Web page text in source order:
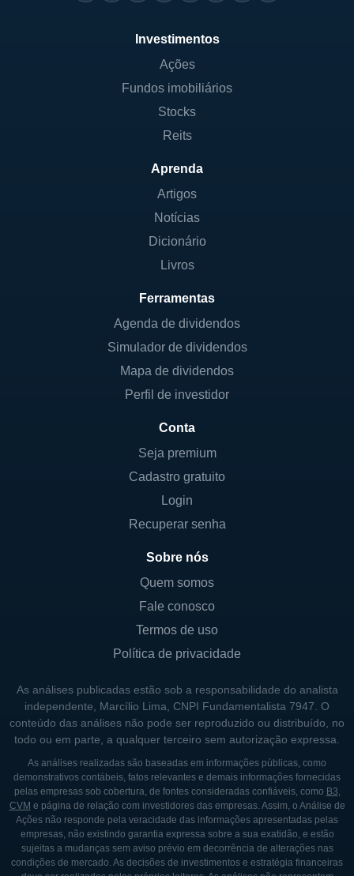
Investimentos
Ações
Fundos imobiliários
Stocks
Reits
Aprenda
Artigos
Notícias
Dicionário
Livros
Ferramentas
Agenda de dividendos
Simulador de dividendos
Mapa de dividendos
Perfil de investidor
Conta
Seja premium
Cadastro gratuito
Login
Recuperar senha
Sobre nós
Quem somos
Fale conosco
Termos de uso
Política de privacidade
As análises publicadas estão sob a responsabilidade do analista
independente, Marcílio Lima, CNPI Fundamentalista 7947. O
conteúdo das análises não pode ser reproduzido ou distribuído, no
todo ou em parte, a qualquer terceiro sem autorização expressa.
As análises realizadas são baseadas em informações públicas, como
demonstrativos contábeis, fatos relevantes e demais informações fornecidas
pelas empresas sob cobertura, de fontes consideradas confiáveis, como B3,
CVM e página de relação com investidores das empresas. Assim, o Análise de
Ações não responde pela veracidade das informações apresentadas pelas
empresas, não existindo garantia expressa sobre a sua exatidão, e estão
sujeitas a mudanças sem aviso prévio em decorrência de alterações nas
condições de mercado. As decisões de investimentos e estratégia financeiras